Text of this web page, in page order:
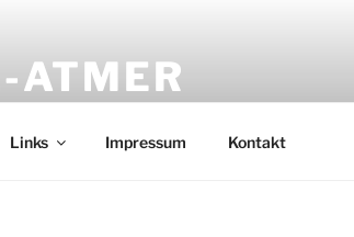
ATMER
Links Impressum Kontakt